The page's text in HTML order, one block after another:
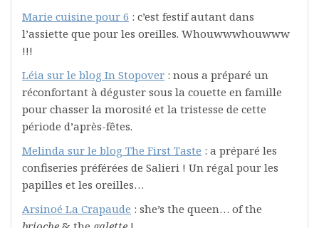
Marie cuisine pour 6 : c’est festif autant dans
l’assiette que pour les oreilles. Whouwwwhouwww
!!!
Léia sur le blog In Stopover : nous a préparé un
réconfortant à déguster sous la couette en famille
pour chasser la morosité et la tristesse de cette
période d’après-fêtes.
Melinda sur le blog The First Taste : a préparé les
confiseries préférées de Salieri ! Un régal pour les
papilles et les oreilles…
Arsinoé La Crapaude : she’s the queen… of the